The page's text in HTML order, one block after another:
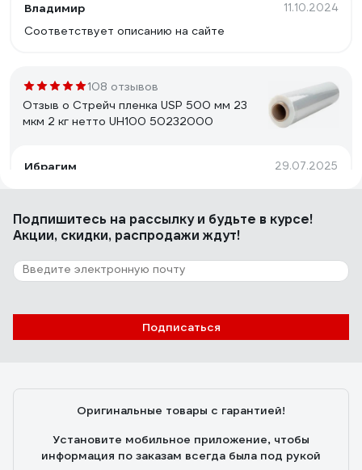
Владимир
11.10.2024
Соответствует описанию на сайте
108 отзывов
Отзыв о Стрейч пленка USP 500 мм 23
мкм 2 кг нетто UH100 50232000
Ибрагим 29.07.2025
Брали оптом для нужд склада. Толщина
ролику, качество выдержанное. Будем брать еще
85 отзывов
ЮниСервисПак, 500 мм 23 мкм 1.0 кг
нетто UH100 50231000
Подпишитесь на рассылкуи будьте в курсе!
Акции, скидки, распродажи ждут!
Подписаться
Оригинальные товары с гарантией!
Установите мобильное приложение, чтобы
информация по заказам всегда была под рукой